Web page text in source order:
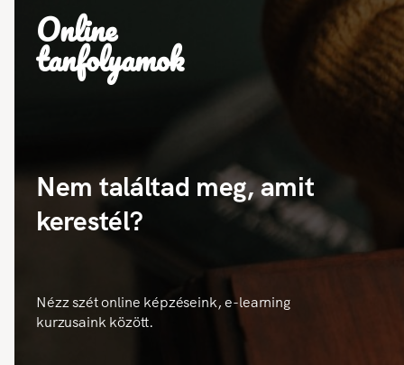
Online
tanfolyamok
Nem találtad meg, amit
kerestél?
Nézz szét online képzéseink, e-learning
kurzusaink között.